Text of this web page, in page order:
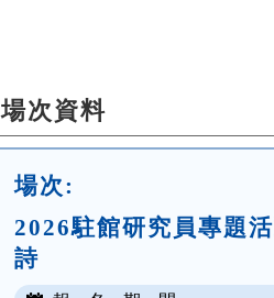
場次資料
場次:
2026駐館研究員專題
詩